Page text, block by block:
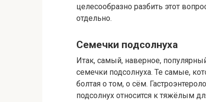
целесообразно разбить этот
отдельно.
Семечки подсолнуха
Итак, самый, наверное,
семечки подсолнуха. Те самые,
болтая о том, о сём.
подсолнух относится к тяжёлым